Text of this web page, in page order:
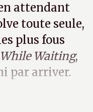
attendant
toute seule,
plus fous
While Waiting,
par arriver.